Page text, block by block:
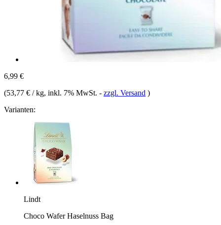
6,99 €
(53,77 € / kg, inkl. 7% MwSt. - zzgl. Versand )
Varianten:
Lindt
Choco Wafer Haselnuss Bag